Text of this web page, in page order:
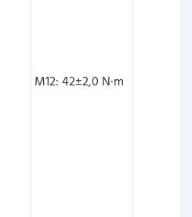
M12: 42±2,0 N·m